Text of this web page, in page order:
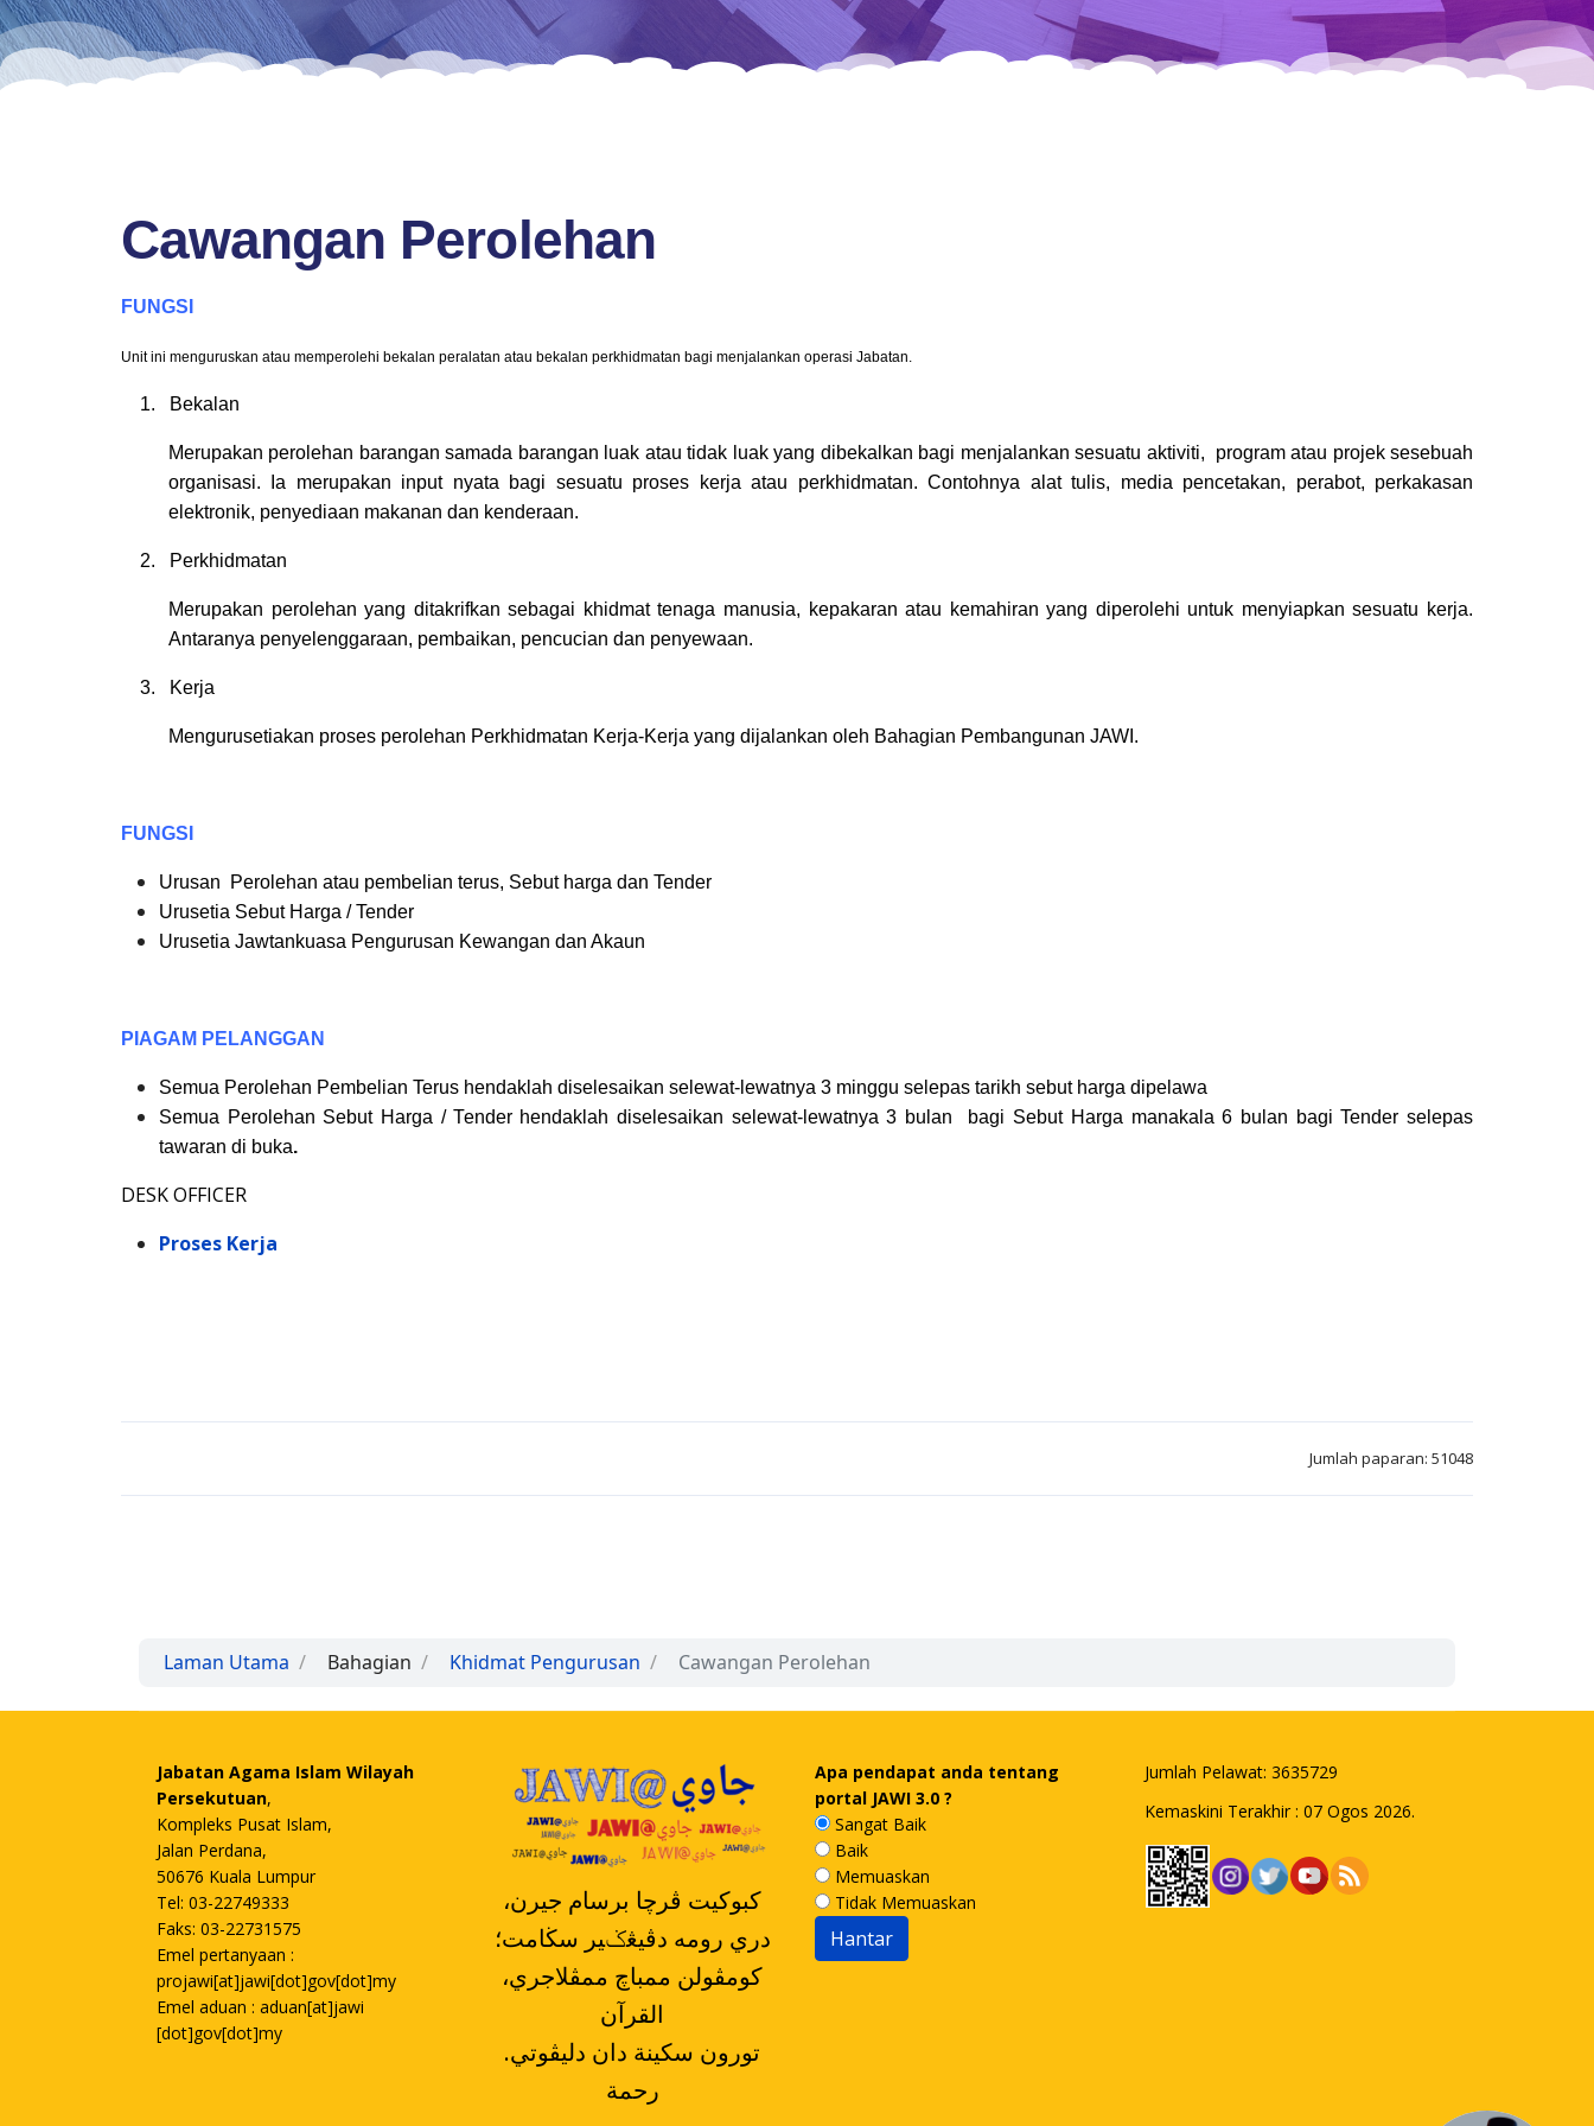
Cawangan Perolehan
FUNGSI
Unit ini menguruskan atau memperolehi bekalan peralatan atau bekalan perkhidmatan bagi menjalankan operasi Jabatan.
1. Bekalan
Merupakan perolehan barangan samada barangan luak atau tidak luak yang dibekalkan bagi menjalankan sesuatu aktiviti, program atau projek sesebuah
organisasi. Ia merupakan input nyata bagi sesuatu proses kerja atau perkhidmatan. Contohnya alattulis, media pencetakan, perabot, perkakasan
elektronik, penyediaan makanan dan kenderaan.
2. Perkhidmatan
Merupakan perolehan yang ditakrifkan sebagai khidmat tenaga manusia, kepakaran atau kemahiran yang diperolehi untuk menyiapkan sesuatu kerja.
Antaranya penyelenggaraan, pembaikan, pencucian dan penyewaan.
3. Kerja
Mengurusetiakan proses perolehan Perkhidmatan Kerja-Kerja yang dijalankan oleh Bahagian Pembangunan JAWI.
FUNGSI
Urusan Perolehan atau pembelian terus, Sebut harga dan Tender
Urusetia Sebut Harga / Tender
Urusetia Jawtankuasa Pengurusan Kewangan dan Akaun
PIAGAM PELANGGAN
Semua Perolehan Pembelian Terus hendaklah diselesaikan selewat-lewatnya 3 minggu selepas tarikh sebut harga dipelawa
Semua Perolehan Sebut Harga / Tender hendaklah diselesaikan selewat-lewatnya 3 bulan bagi Sebut Harga manakala 6 bulan bagi Tender selepas
tawaran di buka.
DESK OFFICER
Proses Kerja
Jumlah paparan: 51048
Laman Utama Bahagian Khidmat Pengurusan Cawangan Perolehan
Jabatan Agama Islam Wilayah
Persekutuan,
Kompleks Pusat Islam,
Jalan Perdana,
50676 Kuala Lumpur
Tel: 03-22749333
Faks: 03-22731575
Emel pertanyaan :
projawi[at]jawi[dot]gov[dot]my
Emel aduan : aduan[at]jawi
[dot]gov[dot]my
،کبوکيت ڤرچا برسام جيرن
دري رومه دڤيڠݢير سڬامت؛
،کومڤولن ممباچ ممڤلاجري
القرآن
.تورون سکينة دان دليڤوتي
رحمة
Apa pendapat anda tentang
portal JAWI 3.0 ?
Sangat Baik
Baik
Memuaskan
Tidak Memuaskan
Jumlah Pelawat: 3635729
Kemaskini Terakhir : 07 Ogos 2026.